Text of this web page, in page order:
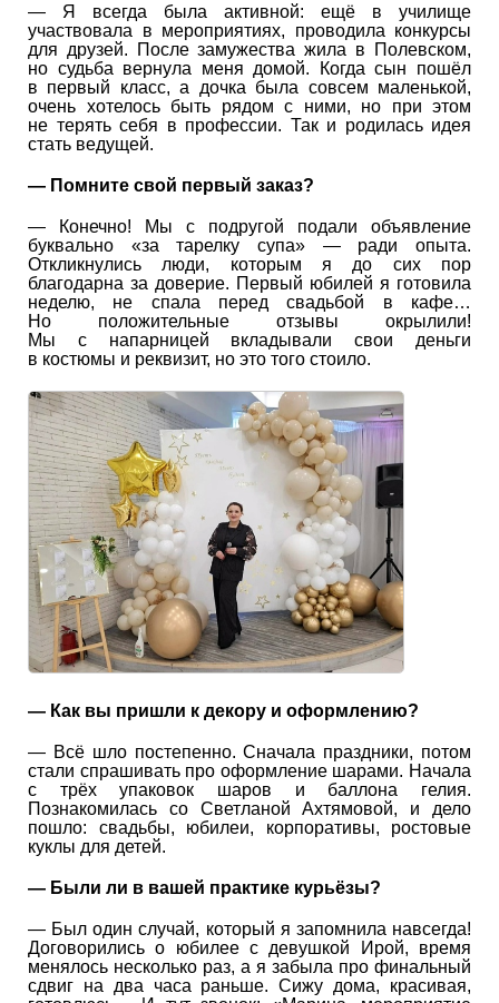
— Я всегда была активной: ещё в училище
участвовала в мероприятиях, проводила конкурсы
для друзей. После замужества жила в Полевском,
но судьба вернула меня домой. Когда сын пошёл
в первый класс, а дочка была совсем маленькой,
очень хотелось быть рядом с ними, но при этом
не терять себя в профессии. Так и родилась идея
стать ведущей.
— Помните свой первый заказ?
— Конечно! Мы с подругой подали объявление
буквально «за тарелку супа» — ради опыта.
Откликнулись люди, которым я до сих пор
благодарна за доверие. Первый юбилей я готовила
неделю, не спала перед свадьбой в кафе…
Но положительные отзывы окрылили!
Мы с напарницей вкладывали свои деньги
в костюмы и реквизит, но это того стоило.
— Как вы пришли к декору и оформлению?
— Всё шло постепенно. Сначала праздники, потом
стали спрашивать про оформление шарами. Начала
с трёх упаковок шаров и баллона гелия.
Познакомилась со Светланой Ахтямовой, и дело
пошло: свадьбы, юбилеи, корпоративы, ростовые
куклы для детей.
— Были ли в вашей практике курьёзы?
— Был один случай, который я запомнила навсегда!
Договорились о юбилее с девушкой Ирой, время
менялось несколько раз, а я забыла про финальный
сдвиг на два часа раньше. Сижу дома, красивая,